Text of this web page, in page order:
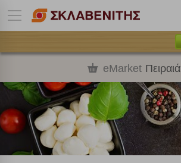
eMarket Πειραιά